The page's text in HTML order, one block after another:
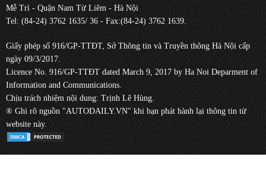
Mễ Trì - Quận Nam Từ Liêm - Hà Nội
Tel: (84-24) 3762 1635/ 36 - Fax:(84-24) 3762 1639.
Giấy phép số 916/GP-TTĐT, Sở Thông tin và Truyền thông Hà Nội cấp
ngày 09/3/2017.
Licence No. 916/GP-TTĐT dated March 9, 2017 by Ha Noi Deparment of
Information and Communications.
Chịu trách nhiệm nội dung: Trịnh Lê Hùng.
® Ghi rõ nguồn "AUTODAILY.VN" khi bạn phát hành lại thông tin từ
website này.